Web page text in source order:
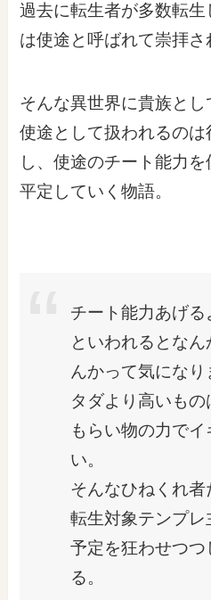
過去に転生者が多数転
は使途と呼ばれて崇拝さ
そんな異世界に貴族とし
使途として扱われるの
し、使途のチート能力を
平定していく物語。
チート能力あげる
といわれるとな
んかって気になり
タダより高いもの
もらい物の力で
い。
そんなひねくれ者
転生対象テンプレ
予定を狂わせつつ
る。